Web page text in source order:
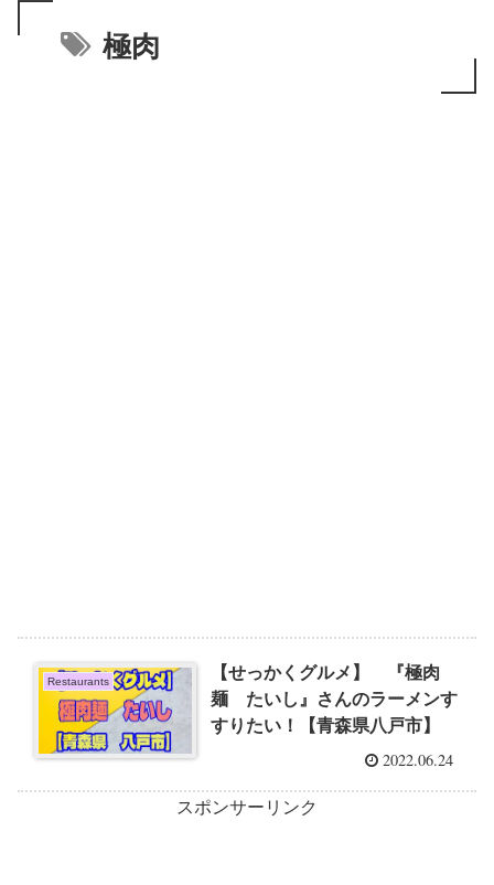
極肉
Restaurants
【せっかくグルメ】 『極肉
麺 たいし』さんのラーメンす
すりたい！【青森県八戸市】
2022.06.24
スポンサーリンク